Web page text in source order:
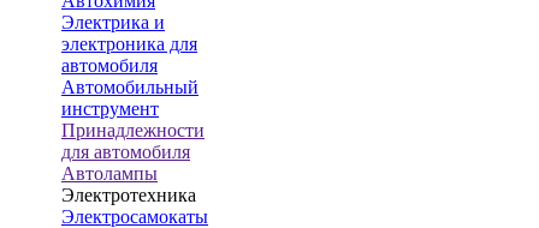
Электрика и
электроника для
автомобиля
Автомобильный
инструмент
Принадлежности
для автомобиля
Автолампы
Электротехника
Электросамокаты